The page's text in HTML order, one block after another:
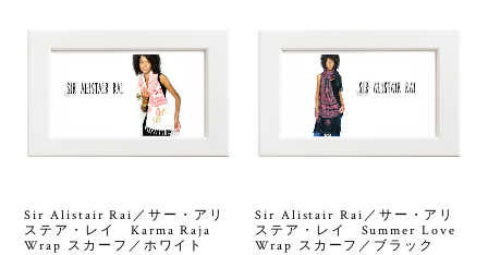
Sir Alistair Rai／サー・アリ
ステア・レイ Karma Raja
Wrap スカーフ／ホワイト
Sir Alistair Rai／サー・アリ
ステア・レイ Summer Love
Wrap スカーフ／ブラック